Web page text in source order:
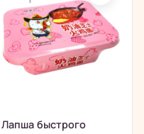
Лапша быстрого